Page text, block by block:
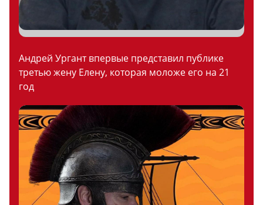
Андрей Ургант впервые представил публике
третью жену Елену, которая моложе его на 21
год